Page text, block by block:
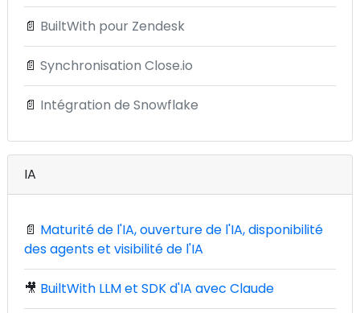
📄 BuiltWith pour Zendesk
📄 Synchronisation Close.io
📄 Intégration de Snowflake
IA
📄 Maturité de l'IA, ouverture de l'IA, disponibilité
des agents et visibilité de l'IA
🎥 BuiltWith LLM et SDK d'IA avec Claude